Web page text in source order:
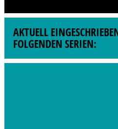
AKTUELL
FOLGENDEN SERIEN: